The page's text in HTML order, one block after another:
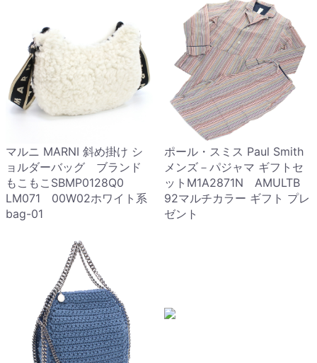
マルニ MARNI 斜め掛け シ
ョルダーバッグ ブランド
もこもこSBMP0128Q0
LM071 00W02ホワイト系
bag-01
ポール・スミス Paul Smith
メンズ－パジャマ ギフトセ
ットM1A2871N AMULTB
92マルチカラー ギフト プレ
ゼント